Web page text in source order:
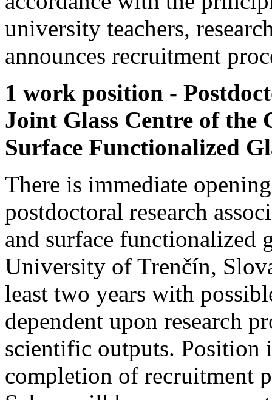
university teachers,
announces recruitment
1 work position -
Joint Glass Centre of the
Surface Functionalized
There is immediate
postdoctoral research
and surface functionalized
University of Trenčín,
least two years with
dependent upon research
scientific outputs. Position
completion of recruitment